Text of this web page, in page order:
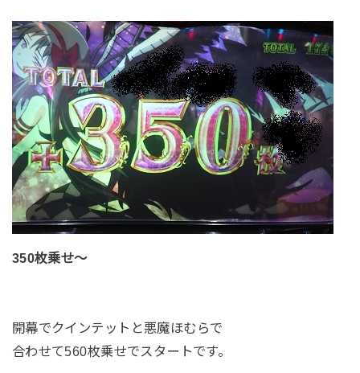
350枚乗せ～
開幕でクインテットと悪魔ほむらで
合わせて560枚乗せでスタートです。